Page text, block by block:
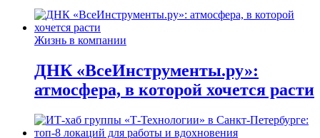
Жизнь в компании
ДНК «ВсеИнструменты.ру»:
атмосфера, в которой хочется расти